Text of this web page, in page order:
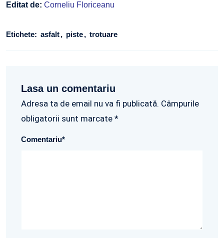
Editat de: Corneliu Floriceanu
Etichete: asfalt piste trotuare
Lasa un comentariu
Adresa ta de email nu va fi publicată. Câmpurile
obligatorii sunt marcate *
Comentariu*